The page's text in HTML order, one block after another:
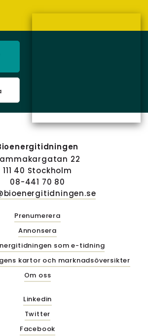
22
111 40 Stockholm
08-441 70 80
Prenumerera
Annonsera
som e-tidning
kartor och marknadsöversikter
Om oss
Linkedin
Twitter
Facebook